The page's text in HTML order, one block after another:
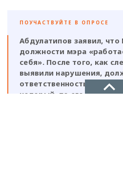
ПОУЧАСТВУЙТЕ В ОПРОСЕ
Абдулатипов заявил,
должности мэра
себя». После того, как
выявили нарушения,
ответственность нести и
который, по его же